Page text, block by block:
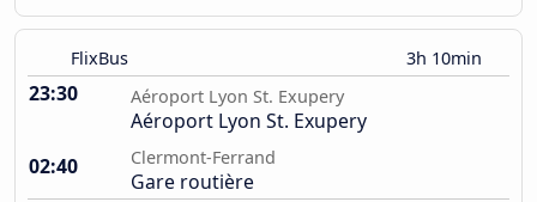
FlixBus 3h 10min
23:30 Aéroport Lyon St. Exupery
Aéroport Lyon St. Exupery
02:40
Clermont-Ferrand
Gare routière